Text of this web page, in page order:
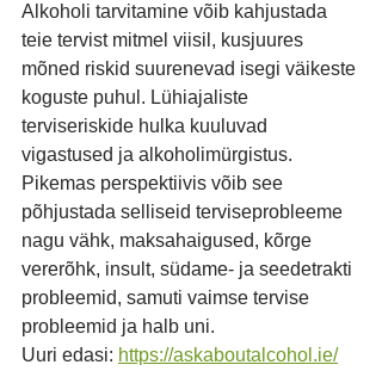
Alkoholi tarvitamine võib kahjustada
teie tervist mitmel viisil, kusjuures
mõned riskid suurenevad isegi väikeste
koguste puhul. Lühiajaliste
terviseriskide hulka kuuluvad
vigastused ja alkoholimürgistus.
Pikemas perspektiivis võib see
põhjustada selliseid terviseprobleeme
nagu vähk, maksahaigused, kõrge
vererõhk, insult, südame- ja seedetrakti
probleemid, samuti vaimse tervise
probleemid ja halb uni.
Uuri edasi: https://askaboutalcohol.ie/